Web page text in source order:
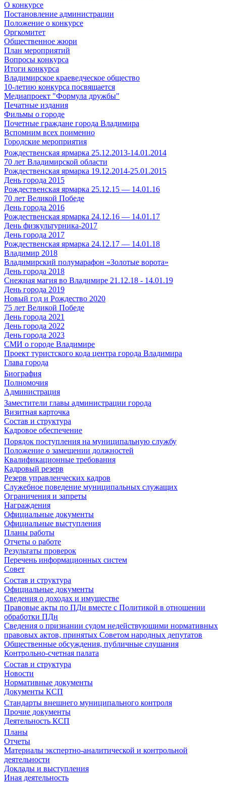
О конкурсе
Постановление администрации
Положение о конкурсе
Оргкомитет
Общественное жюри
План мероприятий
Вопросы конкурса
Итоги конкурса
Владимирское краеведческое общество
10-летию конкурса посвящается
Медиапроект "Формула дружбы"
Печатные издания
Фильмы о городе
Почетные граждане города Владимира
Вспомним всех поименно
Городские мероприятия
Рождественская ярмарка 25.12.2013-14.01.2014
70 лет Владимирской области
Рождественская ярмарка 19.12.2014-25.01.2015
День города 2015
Рождественская ярмарка 25.12.15 — 14.01.16
70 лет Великой Победе
День города 2016
Рождественская ярмарка 24.12.16 — 14.01.17
День физкультурника-2017
День города 2017
Рождественская ярмарка 24.12.17 — 14.01.18
Владимир 2018
Владимирский полумарафон «Золотые ворота»
День города 2018
Снежная магия во Владимире 21.12.18 - 14.01.19
День города 2019
Новый год и Рождество 2020
75 лет Великой Победе
День города 2021
День города 2022
День города 2023
СМИ о городе Владимире
Проект туристского кода центра города Владимира
Глава города
Биография
Полномочия
Администрация
Заместители главы администрации города
Визитная карточка
Состав и структура
Кадровое обеспечение
Порядок поступления на муниципальную службу
Положение о замещении должностей
Квалификационные требования
Кадровый резерв
Резерв управленческих кадров
Служебное поведение муниципальных служащих
Ограничения и запреты
Награждения
Официальные документы
Официальные выступления
Планы работы
Отчеты о работе
Результаты проверок
Перечень информационных систем
Совет
Состав и структура
Официальные документы
Сведения о доходах и имуществе
Правовые акты по ПДн вместе с Политикой в отношении
обработки ПДн
Сведения о признании судом недействующими нормативных
правовых актов, принятых Советом народных депутатов
Общественные обсуждения, публичные слушания
Контрольно-счетная палата
Состав и структура
Новости
Нормативные документы
Документы КСП
Стандарты внешнего муниципального контроля
Прочие документы
Деятельность КСП
Планы
Отчеты
Материалы экспертно-аналитической и контрольной
деятельности
Доклады и выступления
Иная деятельность